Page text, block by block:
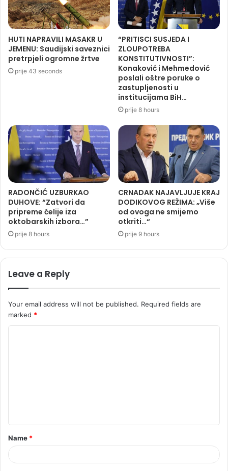
HUTI NAPRAVILI MASAKR U
JEMENU: Saudijski saveznici
pretrpjeli ogromne žrtve
prije 43 seconds
“PRITISCI SUSJEDA I
ZLOUPOTREBA
KONSTITUTIVNOSTI”:
Konaković i Mehmedović
poslali oštre poruke o
zastupljenosti u
institucijama BiH…
prije 8 hours
RADONČIĆ UZBURKAO
DUHOVE: “Zatvori da
pripreme ćelije iza
oktobarskih izbora…”
prije 8 hours
CRNADAK NAJAVLJUJE KRAJ
DODIKOVOG REŽIMA: „Više
od ovoga ne smijemo
otkriti…“
prije 9 hours
Leave a Reply
Your email address will not be published. Required fields are
marked *
t
*
Name *